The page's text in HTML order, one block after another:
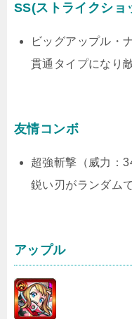
SS(ストライクショ
ビッグアップル・
貫通タイプになり
友情コンボ
超強斬撃（威力：
鋭い刃がランダム
アップル